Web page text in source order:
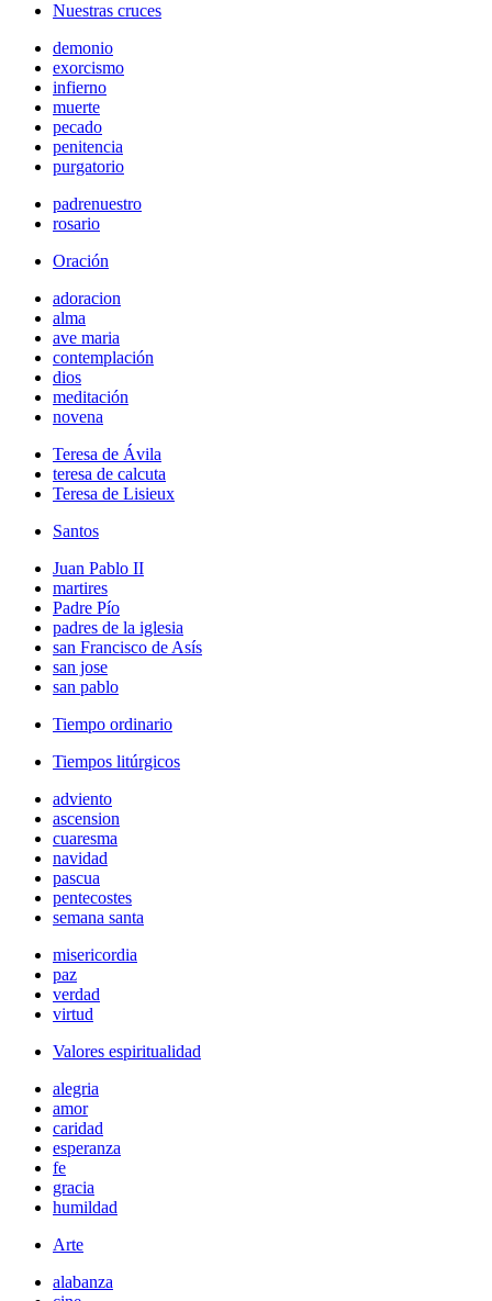
Nuestras cruces
demonio
exorcismo
infierno
muerte
pecado
penitencia
purgatorio
padrenuestro
rosario
Oración
adoracion
alma
ave maria
contemplación
dios
meditación
novena
Teresa de Ávila
teresa de calcuta
Teresa de Lisieux
Santos
Juan Pablo II
martires
Padre Pío
padres de la iglesia
san Francisco de Asís
san jose
san pablo
Tiempo ordinario
Tiempos litúrgicos
adviento
ascension
cuaresma
navidad
pascua
pentecostes
semana santa
misericordia
paz
verdad
virtud
Valores espiritualidad
alegria
amor
caridad
esperanza
fe
gracia
humildad
Arte
alabanza